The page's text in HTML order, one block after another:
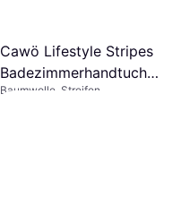
Cawö Lifestyle Stripes
Badezimmerhandtuch
Mehrfarbig (100x50cm)
Baumwolle, Streifen